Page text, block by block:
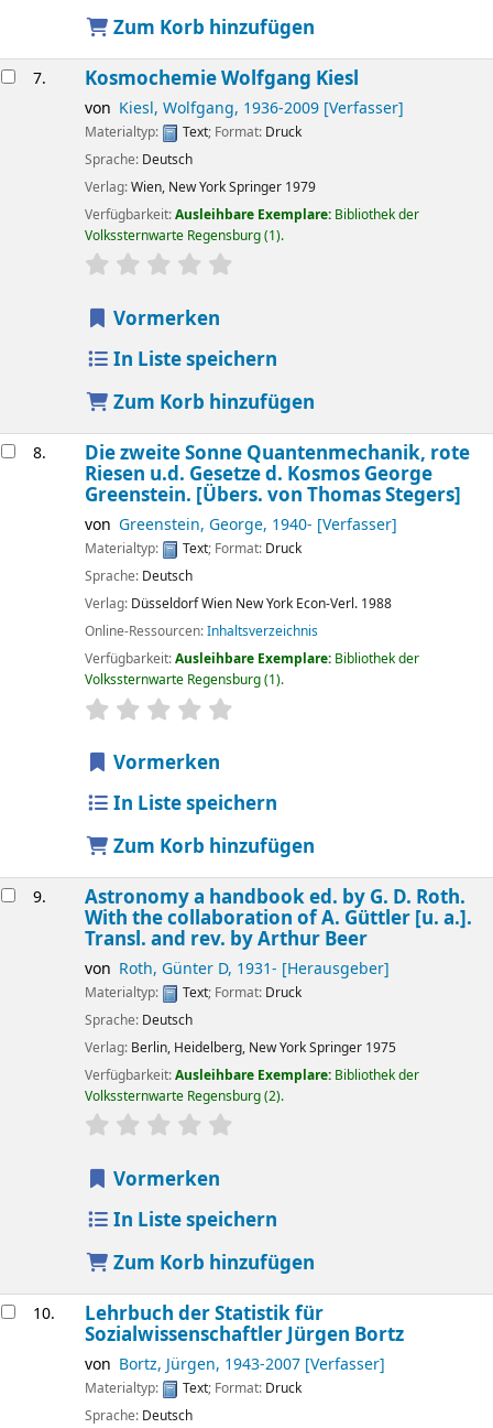
Zum Korb hinzufügen
7. KosmochemieWolfgang Kiesl
von Kiesl, Wolfgang, 1936-2009[Verfasser]
Materialtyp: Text; Format: Druck
Sprache: Deutsch
Verlag:Wien, New YorkSpringer 1979
Verfügbarkeit:Ausleihbare Exemplare: Bibliothek der
Volkssternwarte Regensburg(1).
Sternchenbewertung
Vormerken
In Liste speichern
Zum Korb hinzufügen
8. Die zweite Sonne Quantenmechanik, rote
Riesen u.d. Gesetze d. Kosmos George
Greenstein. [Übers. von Thomas Stegers]
von Greenstein, George, 1940- [Verfasser]
Materialtyp: Text; Format: Druck
Sprache: Deutsch
Verlag: DüsseldorfWien New York Econ-Verl. 1988
Online-Ressourcen:Inhaltsverzeichnis
Verfügbarkeit:Ausleihbare Exemplare: Bibliothek der
Volkssternwarte Regensburg(1).
Sternchenbewertung
Vormerken
In Liste speichern
Zum Korb hinzufügen
9. Astronomy a handbooked. by G. D. Roth.
With the collaboration of A. Güttler [u. a.].
Transl. and rev. by Arthur Beer
von Roth, Günter D, 1931- [Herausgeber]
Materialtyp: Text; Format: Druck
Sprache: Deutsch
Verlag: Berlin, Heidelberg, New YorkSpringer 1975
Verfügbarkeit:Ausleihbare Exemplare: Bibliothek der
Volkssternwarte Regensburg(2).
Sternchenbewertung
Vormerken
In Liste speichern
Zum Korb hinzufügen
10. Lehrbuch der Statistik für
SozialwissenschaftlerJürgen Bortz
von Bortz, Jürgen, 1943-2007[Verfasser]
Materialtyp: Text; Format: Druck
Sprache: Deutsch